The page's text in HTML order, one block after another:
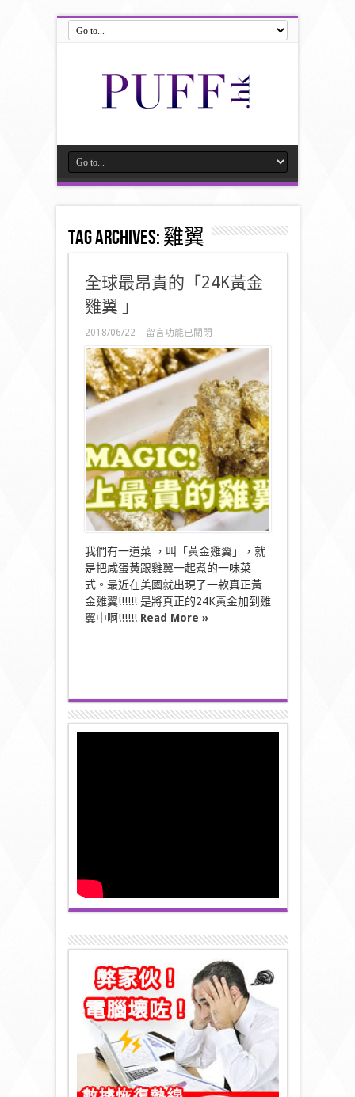
Tag Archives:雞翼
全球最昂貴的「24K黃金
雞翼 」
2018/06/22
在
〈全
球
最
昂
貴
「24K
黃
金
雞
翼
」〉
中
留言功能已關閉
我們有一道菜 ，叫「黃金雞翼」，就
是把咸蛋黃跟雞翼一起煮的一味菜
式。最近在美國就出現了一款真正黃
金雞翼!!!!!! 是將真正的24K黃金加到雞
翼中啊!!!!!! Read More »